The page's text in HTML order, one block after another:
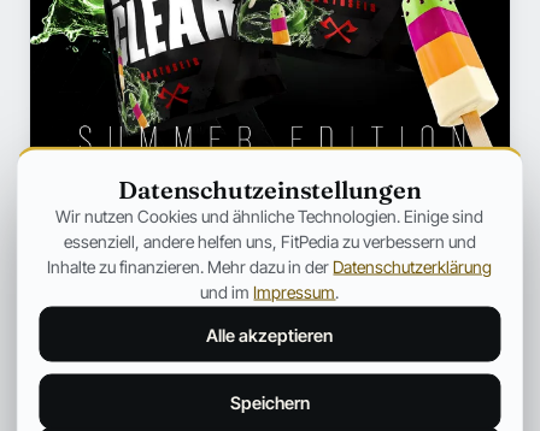
Anna Hartwig
HEILPRAKTIKERIN FÜR FRAUENGESUNDHEIT
Heilpraktikerin mit Schwerpunkt auf ganzheitlicher
Datenschutzeinstellungen
Wir nutzen Cookies und ähnliche Technologien. Einige sind
essenziell, andere helfen uns, FitPedia zu verbessern und
Inhalte zu finanzieren. Mehr dazu in der Datenschutzerklärung
und im Impressum.
Alle akzeptieren
Speichern